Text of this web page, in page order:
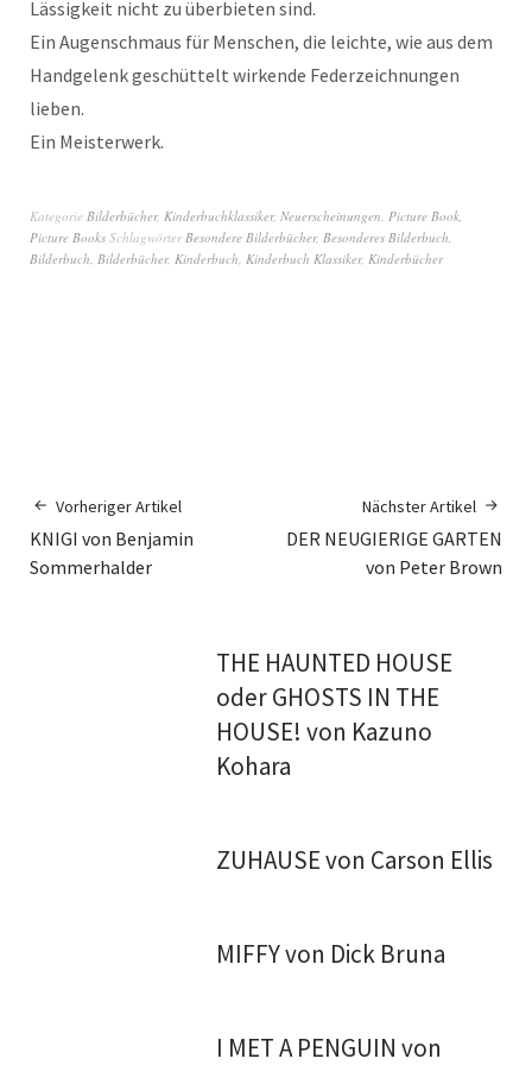
Lässigkeit nicht zu überbieten sind.
Ein Augenschmaus für Menschen, die leichte, wie aus dem
Handgelenk geschüttelt wirkende Federzeichnungen
lieben.
Ein Meisterwerk.
Kategorie Bilderbücher, Kinderbuchklassiker, Neuerscheinungen, Picture Book,
Picture Books SchlagwörterBesondere Bilderbücher, Besonderes Bilderbuch,
Bilderbuch, Bilderbücher, Kinderbuch, Kinderbuch Klassiker, Kinderbücher
Vorheriger Artikel
KNIGI von Benjamin
Sommerhalder
Nächster Artikel
DER NEUGIERIGE GARTEN
von Peter Brown
THE HAUNTED HOUSE
oder GHOSTS IN THE
HOUSE! von Kazuno
Kohara
ZUHAUSE von Carson Ellis
MIFFY von Dick Bruna
I MET A PENGUIN von